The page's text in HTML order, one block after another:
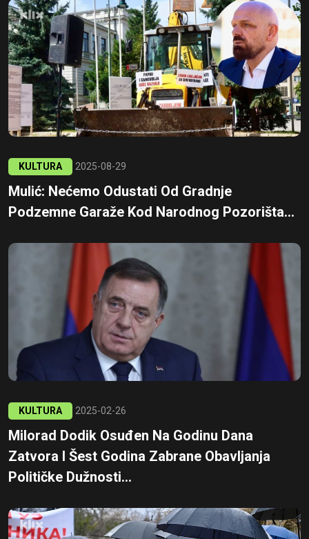
KULTURA 2025-08-29
Mulić: Nećemo Odustati Od Gradnje
Podzemne Garaže Kod Narodnog Pozorišta...
KULTURA 2025-02-26
Milorad Dodik Osuđen Na Godinu Dana
Zatvora I Šest Godina Zabrane Obavljanja
Političke Dužnosti...